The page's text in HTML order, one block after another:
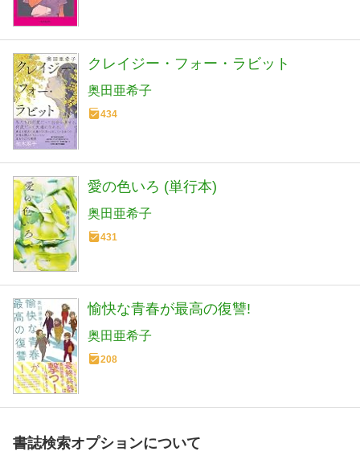
クレイジー・フォー・ラビット
奥田亜希子
434
愛の色いろ (単行本)
奥田亜希子
431
愉快な青春が最高の復讐!
奥田亜希子
208
書誌検索オプションについて